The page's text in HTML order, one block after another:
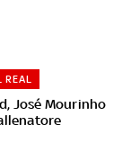
José Mourinho
REAL